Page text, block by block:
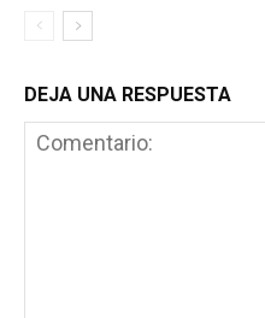
DEJA UNA RESPUESTA